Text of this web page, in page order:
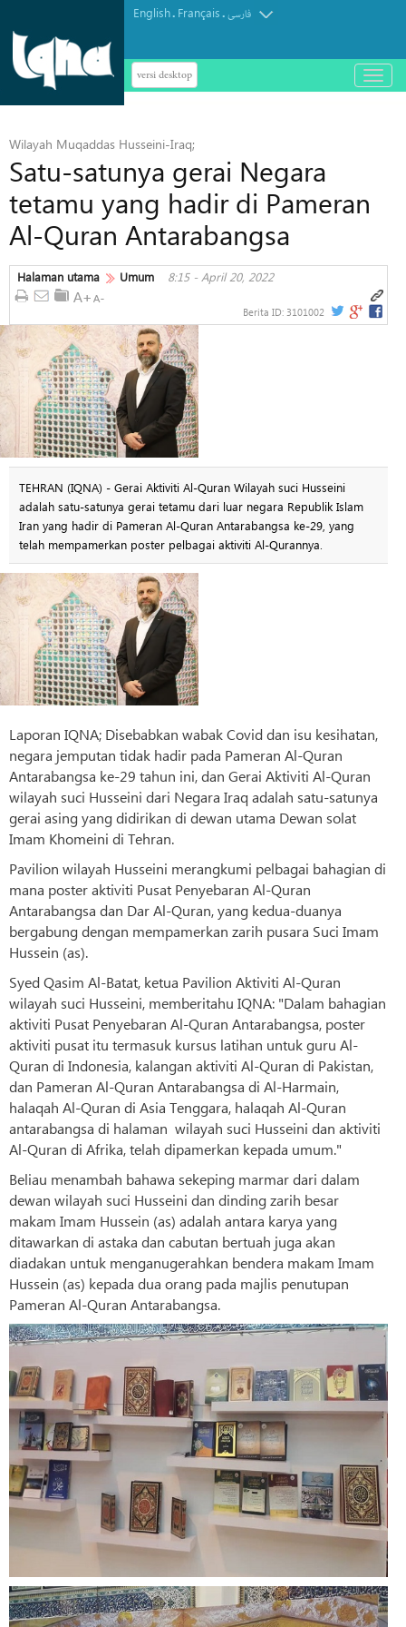
English. Français.فارسی
versi desktop
باز
و
Wilayah Muqaddas Husseini-Iraq;
Satu-satunya gerai Negara
tetamu yang hadir di Pameran
Al-Quran Antarabangsa
Halaman utama Umum 8:15 - April 20, 2022
Berita ID: 3101002
TEHRAN (IQNA) - Gerai Aktiviti Al-Quran Wilayah suci Husseini
adalah satu-satunya gerai tetamu dari luar negara Republik Islam
Iran yang hadir di Pameran Al-Quran Antarabangsa ke-29, yang
telah mempamerkan poster pelbagai aktiviti Al-Qurannya.
Laporan IQNA; Disebabkan wabak Covid dan isu kesihatan,
negara jemputan tidak hadir pada Pameran Al-Quran
Antarabangsa ke-29 tahun ini, dan Gerai Aktiviti Al-Quran
wilayah suci Husseini dari Negara Iraq adalah satu-satunya
gerai asing yang didirikan di dewan utama Dewan solat
Imam Khomeini di Tehran.
Pavilion wilayah Husseini merangkumi pelbagai bahagian di
mana poster aktiviti Pusat Penyebaran Al-Quran
Antarabangsa dan Dar Al-Quran, yang kedua-duanya
bergabung dengan mempamerkan zarih pusara Suci Imam
Hussein (as).
Syed Qasim Al-Batat, ketua Pavilion Aktiviti Al-Quran
wilayah suci Husseini, memberitahu IQNA: "Dalam bahagian
aktiviti Pusat Penyebaran Al-Quran Antarabangsa, poster
aktiviti pusat itu termasuk kursus latihan untuk guru Al-
Quran di Indonesia, kalangan aktiviti Al-Quran di Pakistan,
dan Pameran Al-Quran Antarabangsa di Al-Harmain,
halaqah Al-Quran di Asia Tenggara, halaqah Al-Quran
antarabangsa di halaman wilayah suci Husseini dan aktiviti
Al-Quran di Afrika, telah dipamerkan kepada umum."
Beliau menambah bahawa sekeping marmar dari dalam
dewan wilayah suci Husseini dan dinding zarih besar
makam Imam Hussein (as) adalah antara karya yang
ditawarkan di astaka dan cabutan bertuah juga akan
diadakan untuk menganugerahkan bendera makam Imam
Hussein (as) kepada dua orang pada majlis penutupan
Pameran Al-Quran Antarabangsa.